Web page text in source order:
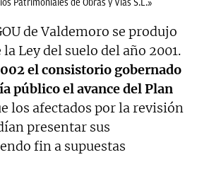
Patrimoniales de Obras y Vías S.L.»
de Valdemoro se produjo
Ley del suelo del año 2001.
el consistorio gobernado
público el avance del Plan
los afectados por la revisión
presentar sus
fin a supuestas